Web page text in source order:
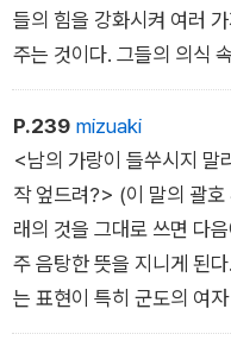
둑질을 해요? 그랬다가는
들의 힘을 강화시켜 여러
주는 것이다. 그들의 의식
짓을 분간하는 힘이 전혀
그들에게는 자기가 원하는
은 모두 악이다. 그들이 방
유리한 처세술이기 때문이
하거나 속임수를 쓰기도 한
P.239 mizuaki
<남의 가랑이 들쑤시지
작 엎드려?> (이 말의 괄호
래의 것을 그대로 쓰면 다
주 음탕한 뜻을 지니게 된
는 표현이 특히 군도의 여
대처해야 할지 당황하게